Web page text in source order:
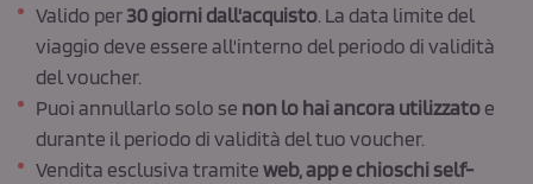
Valido per30 giorni dall'acquisto. La data limite del
viaggio deve essere all'interno del periodo di validità
del voucher.
Puoi annullarlo solo se non lo hai ancora utilizzatoe
durante il periodo di validità del tuo voucher.
Vendita esclusiva tramiteweb, app e chioschi self-